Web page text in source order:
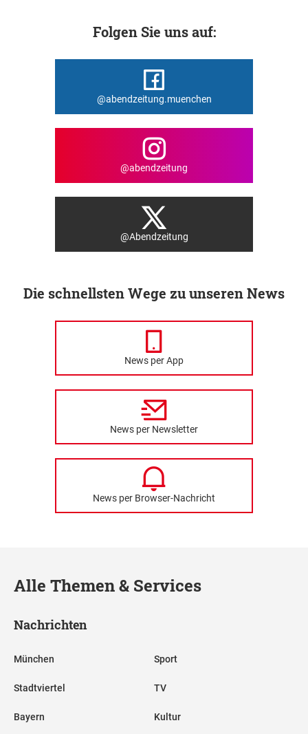
Folgen Sie uns auf:
@abendzeitung.muenchen
@abendzeitung
@Abendzeitung
Die schnellsten Wege zu unseren News
News per App
News per Newsletter
News per Browser-Nachricht
Alle Themen & Services
Nachrichten
München
Stadtviertel
Bayern
Sport
TV
Kultur